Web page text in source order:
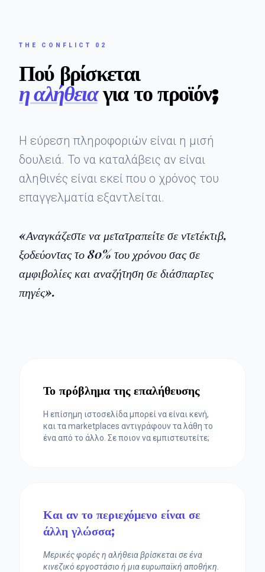
THE CONFLICT 02
Πού βρίσκεται
η αλήθειαγια το προϊόν;
Η εύρεση πληροφοριών είναι η μισή
δουλειά. Το να καταλάβεις αν είναι
αληθινές είναι εκεί που ο χρόνος του
επαγγελματία εξαντλείται.
«Αναγκάζεστε να μετατραπείτε σε ντετέκτιβ,
ξοδεύοντας το 80% του χρόνου σας σε
αμφιβολίες και αναζήτηση σε διάσπαρτες
πηγές».
Το πρόβλημα της επαλήθευσης
Η επίσημη ιστοσελίδα μπορεί να είναι κενή,
και τα marketplaces αντιγράφουν τα λάθη το
ένα από το άλλο. Σε ποιον να εμπιστευτείτε;
Και αν το περιεχόμενο είναι σε
άλλη γλώσσα;
Μερικές φορές η αλήθεια βρίσκεται σε ένα
κινεζικό εργοστάσιο ή μια ευρωπαϊκή αποθήκη.